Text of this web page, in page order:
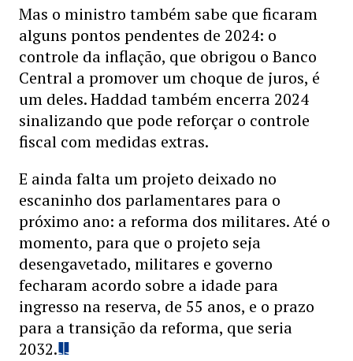
Mas o ministro também sabe que ficaram
alguns pontos pendentes de 2024: o
controle da inflação, que obrigou o Banco
Central a promover um choque de juros, é
um deles. Haddad também encerra 2024
sinalizando que pode reforçar o controle
fiscal com medidas extras.
E ainda falta um projeto deixado no
escaninho dos parlamentares para o
próximo ano: a reforma dos militares. Até o
momento, para que o projeto seja
desengavetado, militares e governo
fecharam acordo sobre a idade para
ingresso na reserva, de 55 anos, e o prazo
para a transição da reforma, que seria
2032.